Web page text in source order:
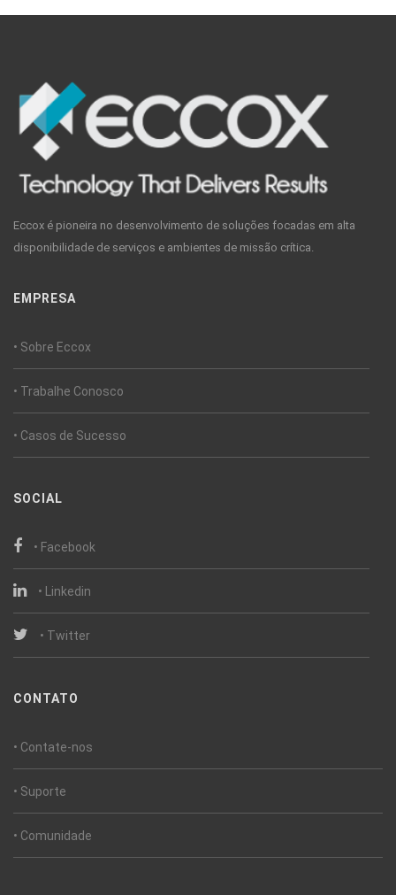
Eccox é pioneira no desenvolvimento de soluções focadas em alta
disponibilidade de serviços e ambientes de missão crítica.
EMPRESA
• Sobre Eccox
• Trabalhe Conosco
• Casos de Sucesso
SOCIAL
• Facebook
• Linkedin
• Twitter
CONTATO
• Contate-nos
• Suporte
• Comunidade